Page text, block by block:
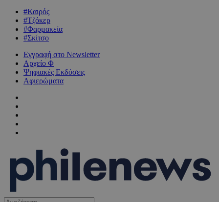
#Καιρός
#Τζόκερ
#Φαρμακεία
#Σκίτσο
Εγγραφή στο Newsletter
Αρχείο Φ
Ψηφιακές Εκδόσεις
Αφιερώματα